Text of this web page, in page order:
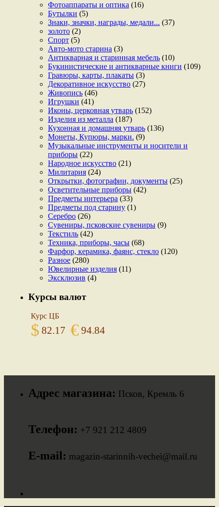
Фотоаппараты и оптика (16)
Бутылки (5)
Знаки, значки, награды, медали... (37)
золото (2)
Спорт (5)
Авто-мото старина (3)
Антикварная и старинная мебель (10)
Букинистические и антикварные книги (109)
Гравюры, карты, плакаты (3)
Декоративное искусство (27)
Живопись (46)
Игрушки (41)
Иконы, церковная утварь (152)
Изделия из металла (187)
Кухонная и домашняя утварь (136)
Монеты, Купюры, марки. (9)
Музыкальные инструменты и носители и
приборы (22)
Народное искусство (21)
Милитария (24)
Открытки, фотографии, документы (25)
Осветительные приборы (42)
Предметы интерьера (33)
Предметы под старину (1)
Серебро (26)
Сувениры, псковские сувениры (9)
Текстиль (42)
Техника, приборы, часы (68)
Фарфор, керамика, фаянс, стекло (120)
Разное (280)
Ювелирные изделия (11)
Эксклюзив (4)
Курсы валют
Курс ЦБ
$ 82.17 € 94.84
Адрес магазина: Псков, Кремль 6
Телефон: +7 921 212 4809
E-mail: magazin-starinnih-vechei@mail.ru